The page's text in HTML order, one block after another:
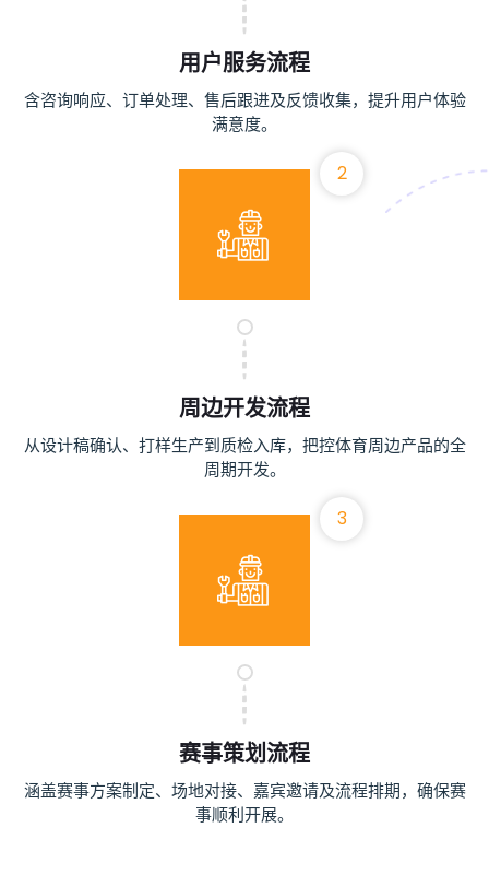
用户服务流程
含咨询响应、订单处理、售后跟进及反馈收集，提升用户体验
满意度。
2
周边开发流程
从设计稿确认、打样生产到质检入库，把控体育周边产品的全
周期开发。
3
赛事策划流程
涵盖赛事方案制定、场地对接、嘉宾邀请及流程排期，确保赛
事顺利开展。